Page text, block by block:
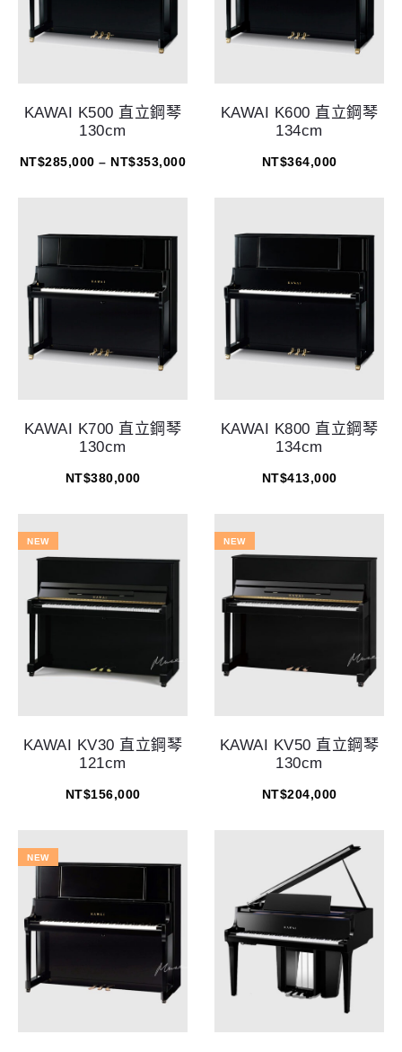
KAWAI K500 直立鋼琴
130cm
NT$285,000 – NT$353,000
KAWAI K600 直立鋼琴
134cm
NT$364,000
KAWAI K700 直立鋼琴
130cm
NT$380,000
KAWAI K800 直立鋼琴
134cm
NT$413,000
NEW
KAWAI KV30 直立鋼琴
121cm
NT$156,000
NEW
KAWAI KV50 直立鋼琴
130cm
NT$204,000
NEW